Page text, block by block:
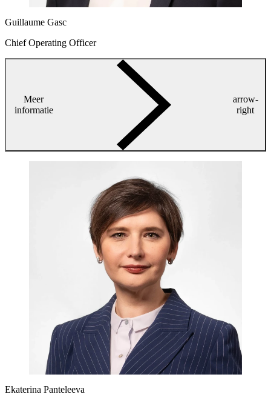
Guillaume Gasc
Chief Operating Officer
Meer
informatie
arrow-
right
Ekaterina Panteleeva